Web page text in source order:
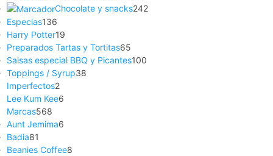
Chocolate y snacks242
Especias136
Harry Potter19
Preparados Tartas y Tortitas65
Salsas especial BBQ y Picantes100
Toppings / Syrup38
Imperfectos2
Lee Kum Kee6
Marcas568
Aunt Jemima6
Badia81
Beanies Coffee8